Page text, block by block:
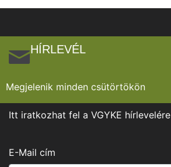
HÍRLEVÉL
Megjelenik minden csütörtökön
Itt iratkozhat fel a VGYKE hírlevelére
E-Mail cím